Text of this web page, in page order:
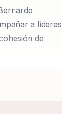
a
de
a acompañar
Bernardo